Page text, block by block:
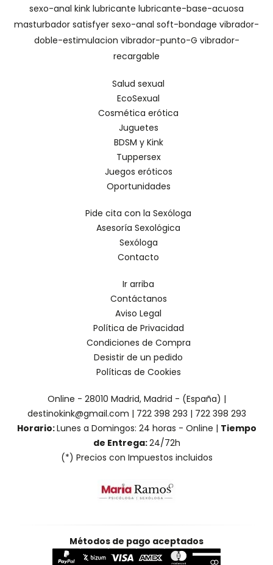
sexo-anal kink lubricante lubricante-base-acuosa
masturbador satisfyer sexo-anal soft-bondage vibrador-
doble-estimulacion vibrador-punto-G vibrador-
recargable
Salud sexual
EcoSexual
Cosmética erótica
Juguetes
BDSM y Kink
Tuppersex
Juegos eróticos
Oportunidades
Pide cita con la Sexóloga
Asesoría Sexológica
Sexóloga
Contacto
Ir arriba
Contáctanos
Aviso Legal
Política de Privacidad
Condiciones de Compra
Desistir de un pedido
Políticas de Cookies
Online - 28010 Madrid, Madrid - (España) |
destinokink@gmail.com | 722 398 293 | 722 398 293
Horario:Lunes a Domingos: 24 horas - Online | Tiempo
de Entrega:24/72h
(*) Precios con Impuestos incluidos
Métodos de pago aceptados